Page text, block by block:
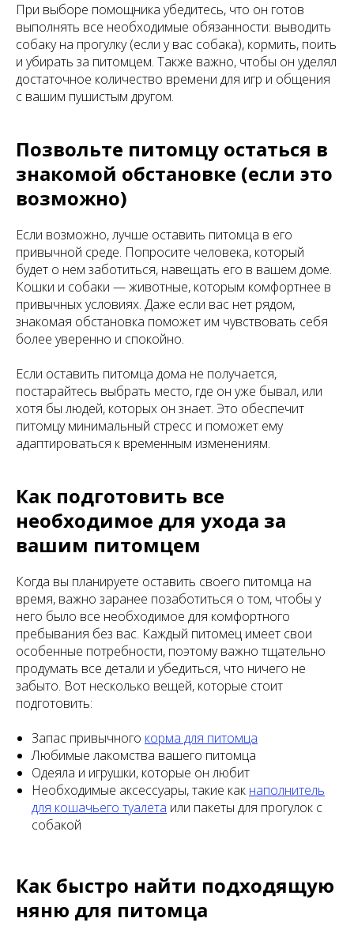
При выборе помощника убедитесь, что он готов
выполнять все необходимые обязанности: выводить
собаку на прогулку (если у вас собака), кормить, поить
и убирать за питомцем. Также важно, чтобы он уделял
достаточное количество времени для игр и общения
с вашим пушистым другом.
Позвольте питомцу остаться в
знакомой обстановке (если это
возможно)
Если возможно, лучше оставить питомца в его
привычной среде. Попросите человека, который
будет о нем заботиться, навещать его в вашем доме.
Кошки и собаки — животные, которым комфортнее в
привычных условиях. Даже если вас нет рядом,
знакомая обстановка поможет им чувствовать себя
более уверенно и спокойно.
Если оставить питомца дома не получается,
постарайтесь выбрать место, где он уже бывал, или
хотя бы людей, которых он знает. Это обеспечит
питомцу минимальный стресс и поможет ему
адаптироваться к временным изменениям.
Как подготовить все
необходимое для ухода за
вашим питомцем
Когда вы планируете оставить своего питомца на
время, важно заранее позаботиться о том, чтобы у
него было все необходимое для комфортного
пребывания без вас. Каждый питомец имеет свои
особенные потребности, поэтому важно тщательно
продумать все детали и убедиться, что ничего не
забыто. Вот несколько вещей, которые стоит
подготовить:
Запас привычного корма для питомца
Любимые лакомства вашего питомца
Одеяла и игрушки, которые он любит
Необходимые аксессуары, такие как наполнитель
для кошачьего туалета или пакеты для прогулок с
собакой
Как быстро найти подходящую
няню для питомца